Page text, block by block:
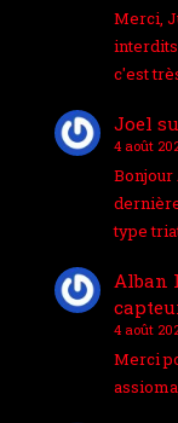
Merci,
c'est
Joel
4 août
Bonjour
type
Alban
4 août
Merci